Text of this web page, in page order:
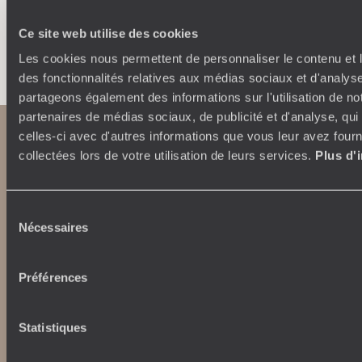
Ce site web utilise des cookies
Les cookies nous permettent de personnaliser le contenu et
des fonctionnalités relatives aux médias sociaux et
partageons également des informations sur l'utilisation de
partenaires de médias sociaux, de publicité et d'analyse,
celles-ci avec d'autres informations que vous leur avez
collectées lors de votre utilisation de leurs services. Plus
Nécessaires
Préférences
Statistiques